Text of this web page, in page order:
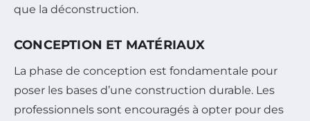
que la déconstruction.
CONCEPTION ET MATÉRIAUX
La phase de conception est fondamentale pour
poser les bases d’une construction durable. Les
professionnels sont encouragés à opter pour des